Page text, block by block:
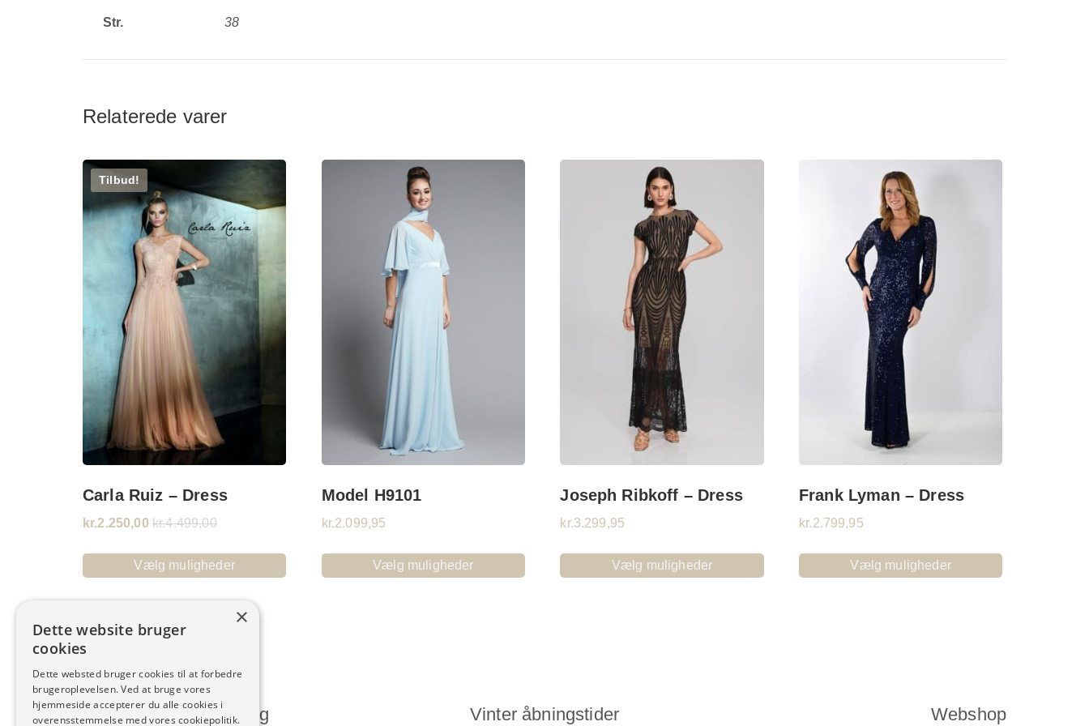
Str. 38
Relaterede varer
Tilbud!
Carla Ruiz – Dress
kr.2.250,00 kr.4.499,00
Vælg muligheder
Model H9101
kr.2.099,95
Vælg muligheder
Joseph Ribkoff – Dress
kr.3.299,95
Vælg muligheder
Frank Lyman – Dress
kr.2.799,95
Vælg muligheder
Humlum Kjoleforretning Vinter åbningstider Webshop
×
Dette website bruger
cookies
Dette websted bruger cookies til at forbedre
brugeroplevelsen. Ved at bruge vores
hjemmeside accepterer du alle cookies i
overensstemmelse med vores cookiepolitik.